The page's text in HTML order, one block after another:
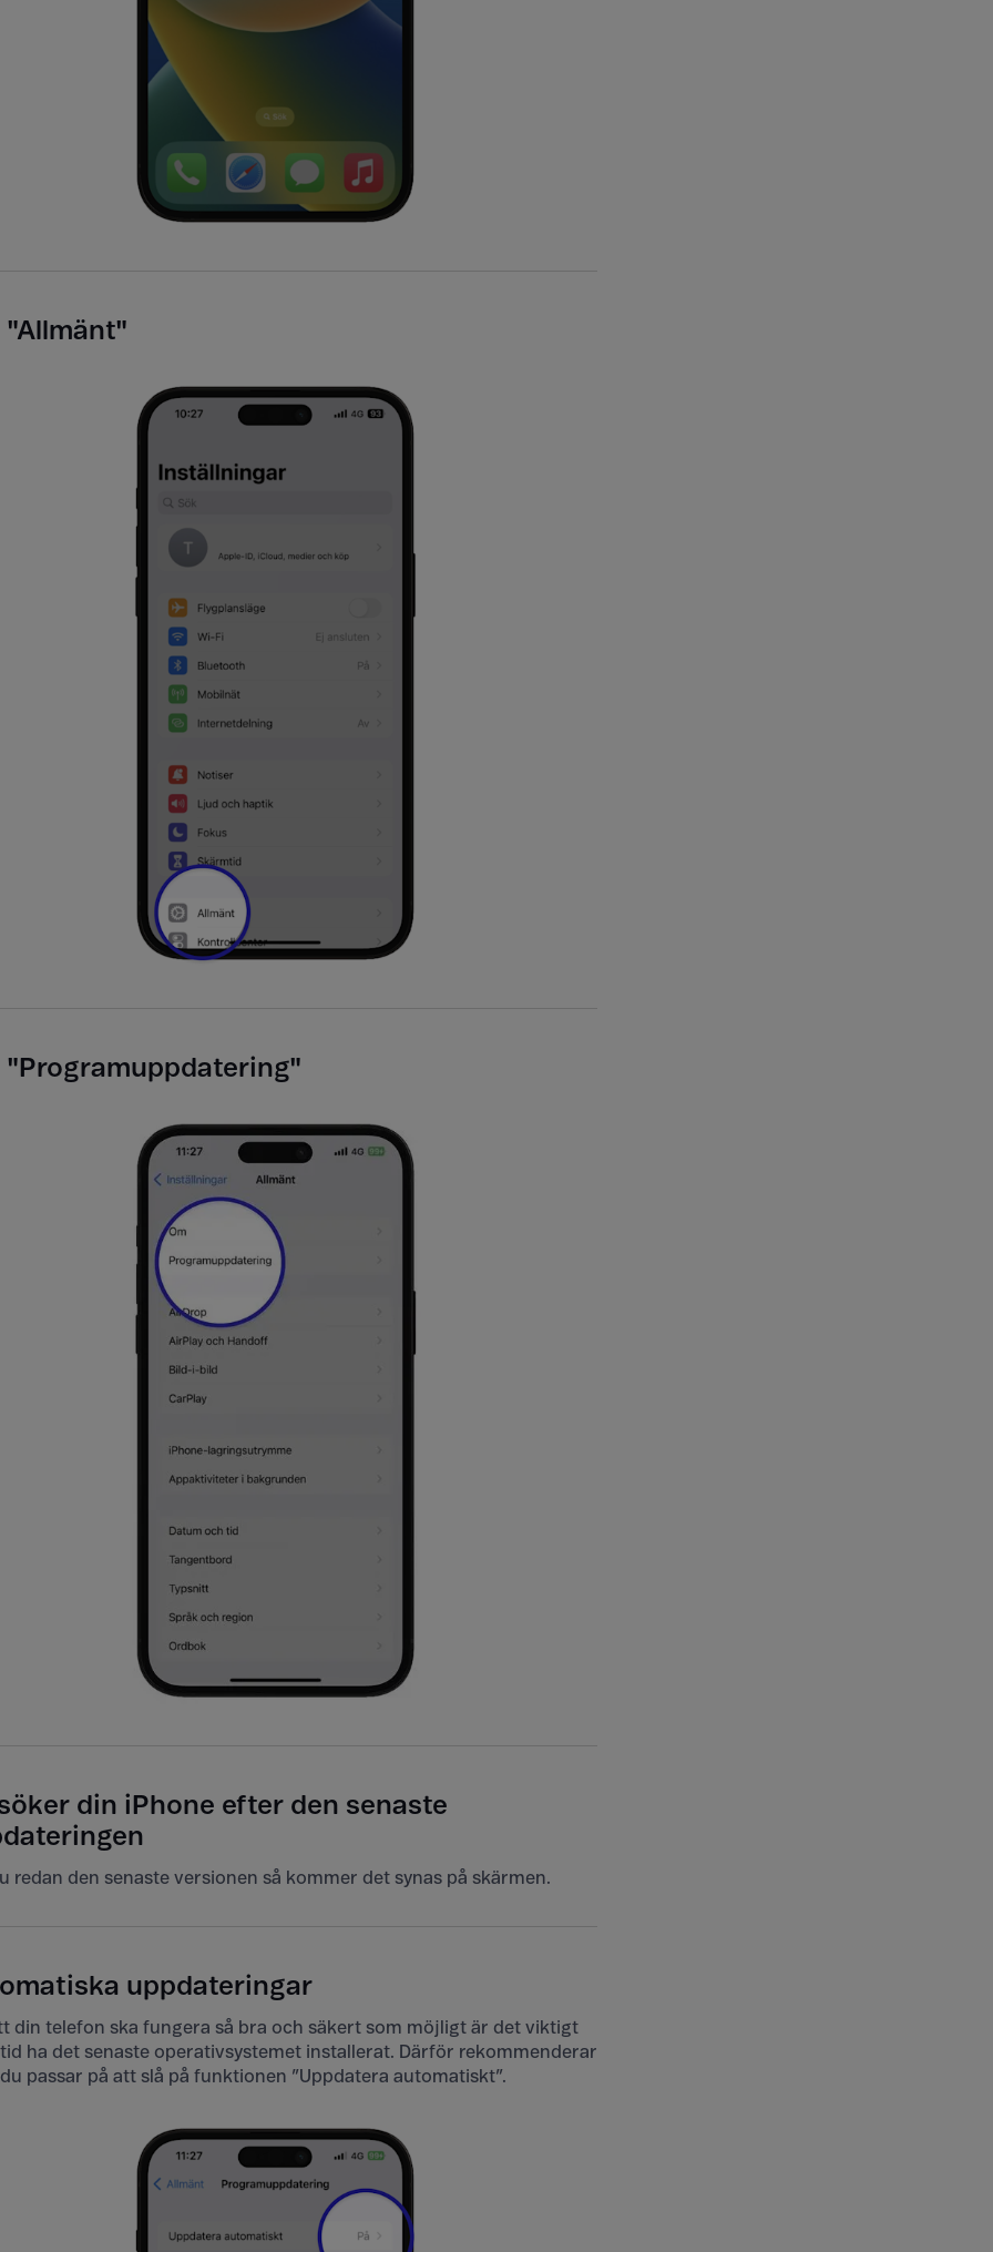
"Allmänt​"
"Programuppdatering​"
din iPhone efter den senaste
redan den senaste versionen så kommer det synas på skärmen.
uppdateringar
din telefon ska fungera så bra och säkert som möjligt är det viktigt
ha det senaste operativsystemet installerat. Därför rekommenderar
passar på att slå på funktionen ”Uppdatera automatiskt”.